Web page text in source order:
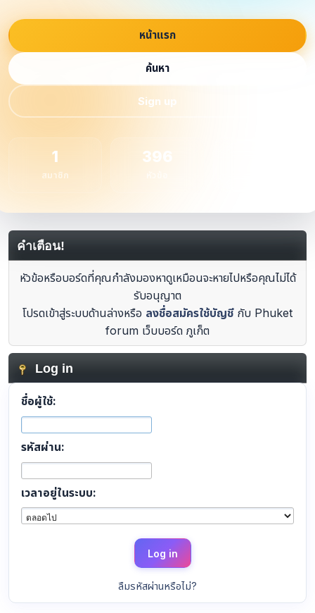
หน้าแรก
ค้นหา
Sign up
1
สมาชิก
396
คำเตือน!
หัวข้อหรือบอร์ดที่คุณกำลังมองหาดูเหมือนจะหายไปหรือคุณไม่ได้
รับอนุญาต
โปรดเข้าสู่ระบบด้านล่างหรือ ลงชื่อสมัครใช้บัญชีกับ Phuket
forum เว็บบอร์ด ภูเก็ต
Log in
ชื่อผู้ใช้:
รหัสผ่าน:
เวลาอยู่ในระบบ:
ลืมรหัสผ่านหรือไม่?